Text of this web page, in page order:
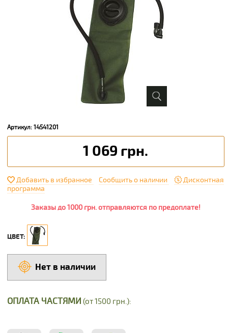
Артикул: 14541201
1 069 грн.
Добавить в избранное Сообщить о наличии
Дисконтная
программа
Заказы до 1000 грн. отправляются по предоплате!
ЦВЕТ:
Нет в наличии
ОПЛАТА ЧАСТЯМИ (от 1500 грн.):